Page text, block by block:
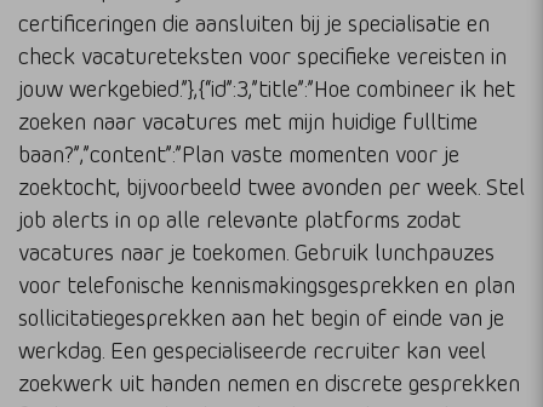
certificeringen die aansluiten bij je specialisatie en
check vacatureteksten voor specifieke vereisten in
jouw werkgebied.”},{“id”:3,”title”:”Hoe combineer ik het
zoeken naar vacatures met mijn huidige fulltime
baan?”,”content”:”Plan vaste momenten voor je
zoektocht, bijvoorbeeld twee avonden per week. Stel
job alerts in op alle relevante platforms zodat
vacatures naar je toekomen. Gebruik lunchpauzes
voor telefonische kennismakingsgesprekken en plan
sollicitatiegesprekken aan het begin of einde van je
werkdag. Een gespecialiseerde recruiter kan veel
zoekwerk uit handen nemen en discrete gesprekken